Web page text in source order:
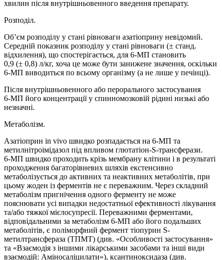
хвилин після внутрішньовенного введення препарату.
Розподіл.
Об’єм розподілу у стані рівноваги азатіоприну невідомий.
Середній показник розподілу у стані рівноваги (± станд.
відхилення), що спостерігається, для 6‑МП становить
0,9 (± 0,8) л/кг, хоча це може бути занижене значення, оскільки
6‑МП виводиться по всьому організму (а не лише у печінці).
Після внутрішньовенного або перорального застосування
6‑МП його концентрації у спинномозковій рідині низькі або
незначні.
Метаболізм.
Азатіоприн in vivo швидко розпадається на 6‑МП та
метилнітроімідазол під впливом глютатіон-S‑трансферази.
6‑МП швидко проходить крізь мембрану клітини і в результаті
проходження багаторівневих шляхів екстенсивно
метаболізується до активних та неактивних метаболітів, при
цьому жоден із ферментів не є переважним. Через складний
метаболізм пригнічення одного ферменту не може
пояснювати усі випадки недостатньої ефективності лікування
та/або тяжкої мієлосупресії. Переважними ферментами,
відповідальними за метаболізм 6‑МП або його подальших
метаболітів, є поліморфний фермент тіопурин S-
метилтрансфераза (ТПМТ) (див. «Особливості застосування»
та «Взаємодія з іншими лікарськими засобами та інші види
взаємодій: Аміносаліцилати»), ксантиноксидаза (див.